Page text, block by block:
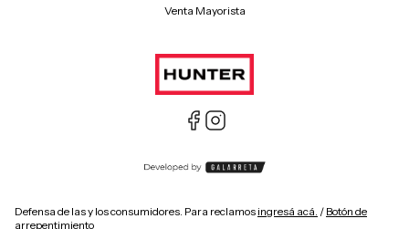
Venta Mayorista
Defensa de las y los consumidores. Para reclamos ingresá acá. / Botón de
arrepentimiento